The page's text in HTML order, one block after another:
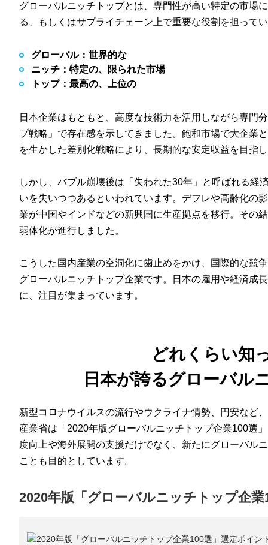
グローバルニッチトップとは、専門性が高い特定の市場
る、もしくはサプライチェーン上で重要な役割を担って
グローバル：世界的な
ニッチ：特定の、限られた市場
トップ：最高の、上位の
日本企業はもともと、高度な技術力を活用しながら専門
プ戦略」で存在感を示してきました。飽和市場で大企業
を生かした差別化戦略により、長期的な安定収益を目指
しかし、バブル崩壊後は「失われた30年」と呼ばれる経
いを失いつつあるといわれています。デフレや高齢化の
業が中国やインドなどの新興国に生産拠点を移行。その
弱体化が進行しました。
こうした国内産業の空洞化に歯止めをかけ、国際的な競
グローバルニッチトップ企業です。日本の雇用や経済成
に、注目が集まっています。
どれくらい知
日本が誇るグローバル
新型コロナウイルスの流行やウクライナ情勢、円安など
産業省は「2020年版グローバルニッチトップ企業100選
度向上や海外展開の支援だけでなく、新たにグローバル
ことも目的としています。
2020年版「グローバルニッチトップ企